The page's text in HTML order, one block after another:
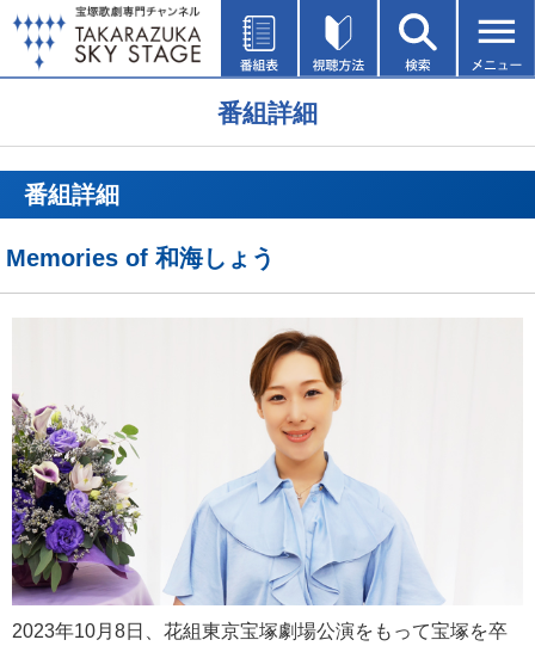
番組詳細
番組詳細
Memories of 和海しょう
2023年10月8日、花組東京宝塚劇場公演をもって宝塚を卒